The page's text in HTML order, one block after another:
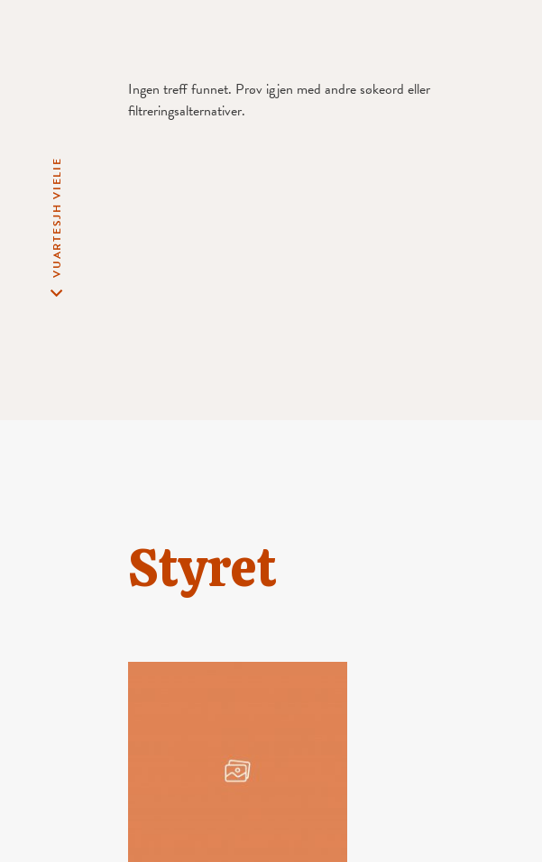
VUARTESJH VIELIE
Ingen treff funnet. Prøv igjen med andre søkeord eller
filtreringsalternativer.
Styret